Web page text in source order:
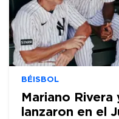
BÉISBOL
Mariano Rivera
lanzaron en el